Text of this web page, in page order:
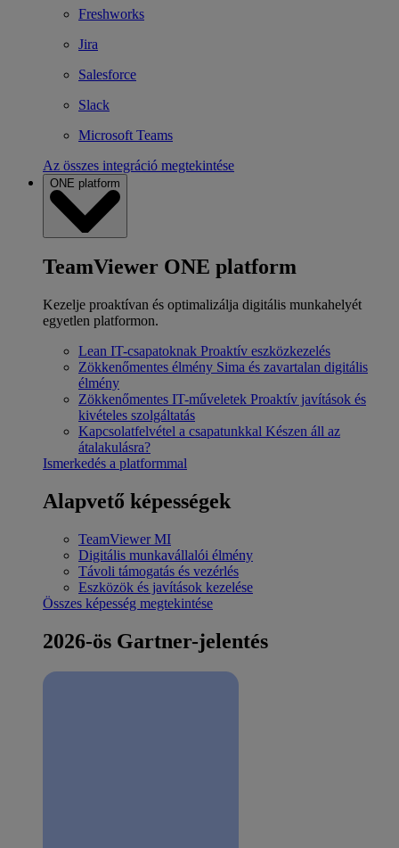
Freshworks
Jira
Salesforce
Slack
Microsoft Teams
Az összes integráció megtekintése
ONE platform
TeamViewer ONE platform
Kezelje proaktívan és optimalizálja digitális munkahelyét
egyetlen platformon.
Lean IT-csapatoknak Proaktív eszközkezelés
Zökkenőmentes élmény Sima és zavartalan digitális
élmény
Zökkenőmentes IT-műveletek Proaktív javítások és
kivételes szolgáltatás
Kapcsolatfelvétel a csapatunkkal Készen áll az
átalakulásra?
Ismerkedés a platformmal
Alapvető képességek
TeamViewer MI
Digitális munkavállalói élmény
Távoli támogatás és vezérlés
Eszközök és javítások kezelése
Összes képesség megtekintése
2026-ös Gartner-jelentés